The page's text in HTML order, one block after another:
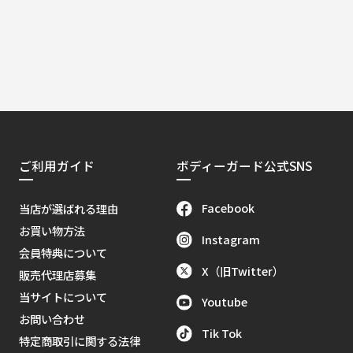
ご利用ガイド
当店が選ばれる理由
お買い物方法
会員特典について
販売代理店募集
当サイトについて
お問い合わせ
特定商取引に関する法律
ボディーガード公式SNS
Facebook
Instagram
X（旧Twitter）
Youtube
Tik Tok